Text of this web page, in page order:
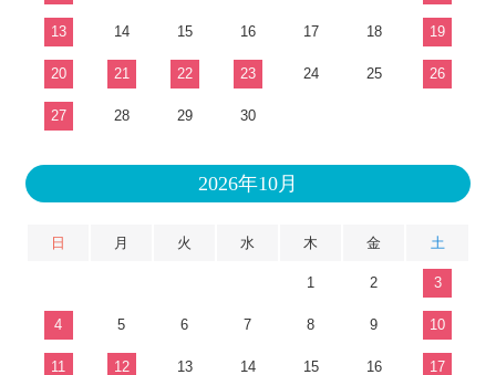
13 14 15 16 17 18 19
20 21 22 23 24 25 26
27 28 29 30
2026年10月
日 月 火 水 木 金 土
1 2 3
4 5 6 7 8 9 10
11 12 13 14 15 16 17